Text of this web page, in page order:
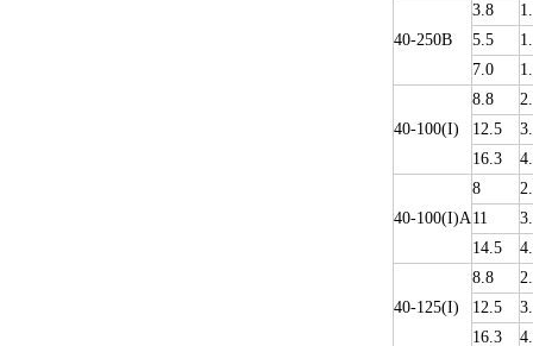
40-250B
3.8
5.5
7.0
40-100(I)
8.8
12.5
16.3
40-100(I)A
8
11
14.5
40-125(I)
8.8
12.5
16.3